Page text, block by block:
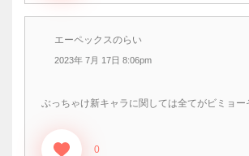
エーペックスのらい
2023年 7月 17日 8:06pm
ぶっちゃけ新キャラに関しては全てがビミョー
0